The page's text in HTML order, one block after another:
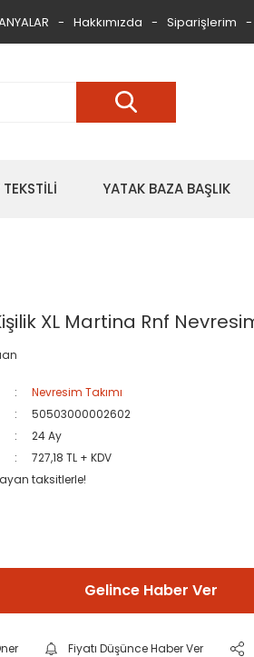
Hakkımızda Siparişlerim
TEKSTİLİ YATAK BAZA BAŞLIK
XL Martina Rnf
Nevresim Takımı
50503000002602
24 Ay
727,18 TL + KDV
taksitlerle!
Gelince Haber Ver
Fiyatı Düşünce Haber Ver